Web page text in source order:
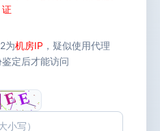
证
为机房IP ，疑似使用代理
定后才能访问